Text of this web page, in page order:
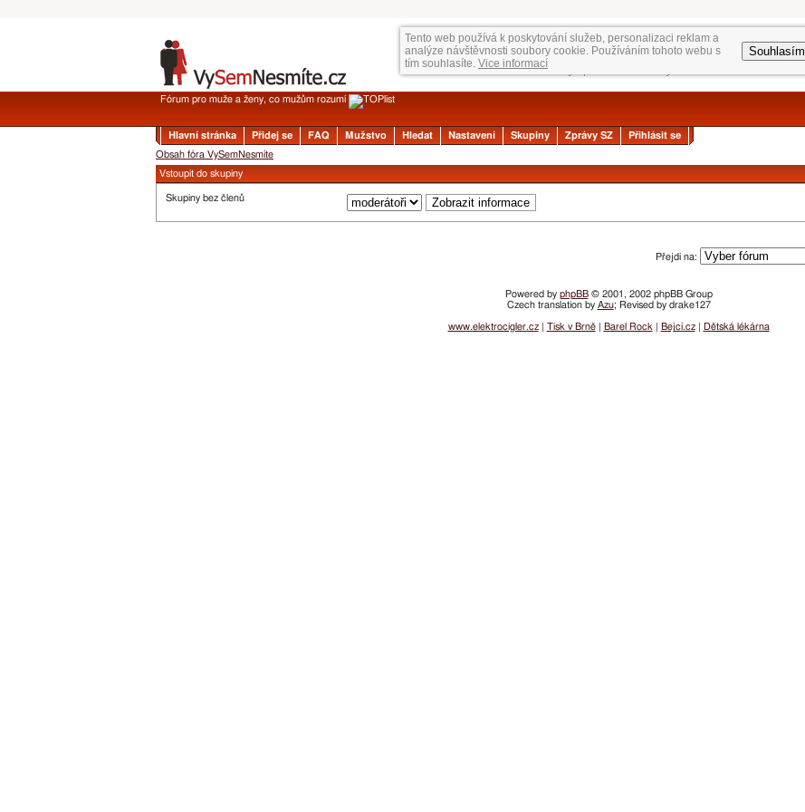
Tento web používá k poskytování služeb, personalizaci reklam a
analýze návštěvnosti soubory cookie. Používáním tohoto webu s
tím souhlasíte. Vice informací
Souhlasím
Fórum pro muže a ženy, co mužům rozumí
Hlavní stránka Přidej se FAQ Mužstvo Hledat Nastavení Skupiny Zprávy SZ
Přihlásit se
Obsah fóra VySemNesmíte
Vstoupit do skupiny
Skupiny bez členů
Přejdi na:
Powered by phpBB© 2001, 2002 phpBB Group
Czech translation by Azu; Revised by drake127
www.elektrocigler.cz| Tisk v Brně| Barel Rock Bejci.cz| Dětská lékárna